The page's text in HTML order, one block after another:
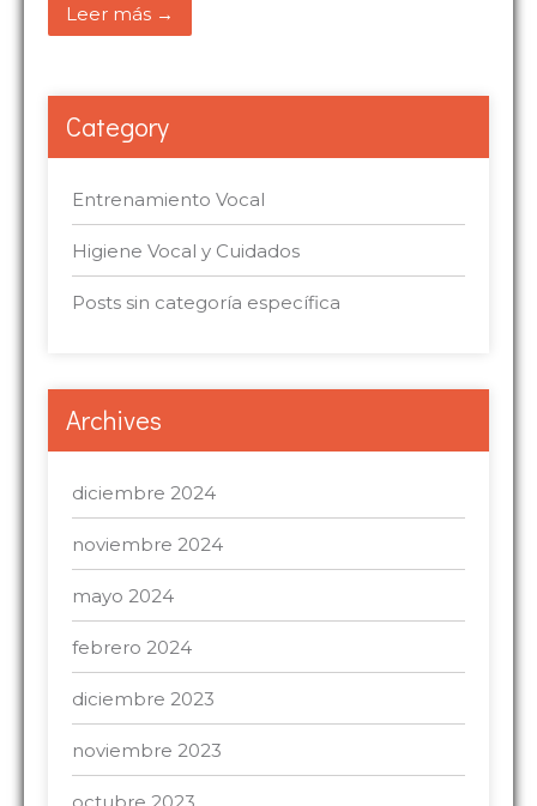
Leer más →
Category
Entrenamiento Vocal
Higiene Vocal y Cuidados
Posts sin categoría específica
Archives
diciembre 2024
noviembre 2024
mayo 2024
febrero 2024
diciembre 2023
noviembre 2023
octubre 2023